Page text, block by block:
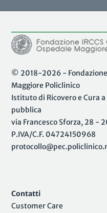
© 2018-2026 - Fondazione
Maggiore Policlinico
Istituto di Ricovero e Cura
pubblica
via Francesco Sforza, 28 -
P.IVA/C.F. 04724150968
Contatti
Customer Care